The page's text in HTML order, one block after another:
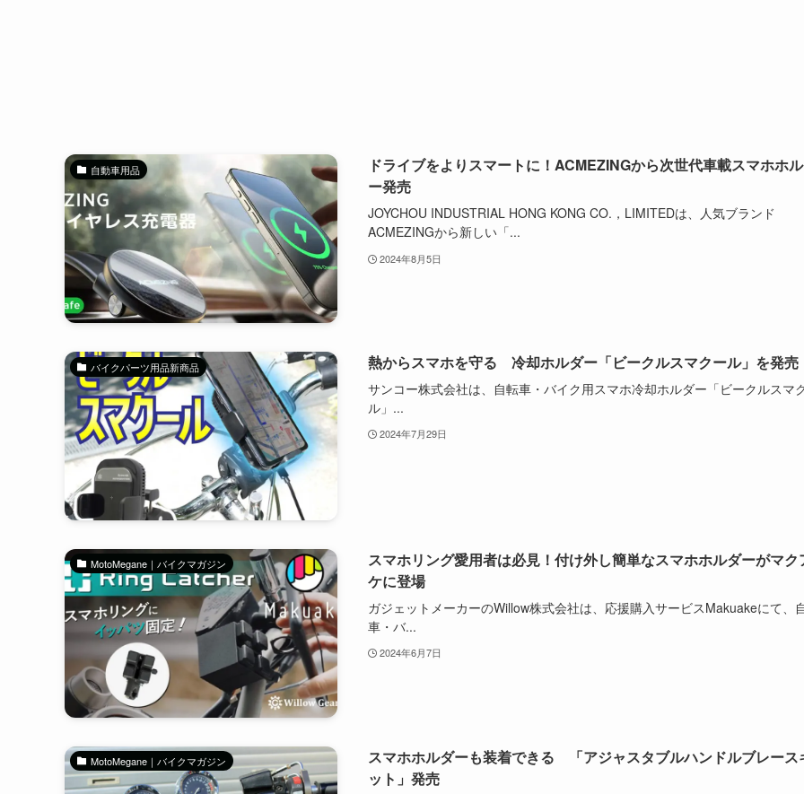
自動車用品
ドライブをよりスマートに！ACMEZINGから次世代車載スマホホ
ー発売
JOYCHOU INDUSTRIAL HONG KONG CO.，LIMITEDは、人気ブランド
ACMEZINGから新しい「...
2024年8月5日
バイクパーツ用品新商品 熱からスマホを守る 冷却ホルダー「ビークルスマクール」を発売
サンコー株式会社は、自転車・バイク用スマホ冷却ホルダー「ビークルスマ
ル」...
2024年7月29日
MotoMegane｜バイクマガジン
スマホリング愛用者は必見！付け外し簡単なスマホホルダーがマク
ケに登場
ガジェットメーカーのWillow株式会社は、応援購入サービスMakuakeにて、
車・バ...
2024年6月7日
MotoMegane｜バイクマガジン
スマホホルダーも装着できる 「アジャスタブルハンドルブレース
ット」発売